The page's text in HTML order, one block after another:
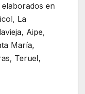
en
La
Aipe,
María,
Teruel,